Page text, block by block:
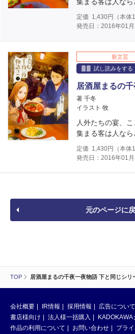
TOP 居酒屋まるの千夜一夜物語 下と同じシリ
定価 1,430円（本体
発売日：2016年01月
新文芸
試し読みをする
居酒屋まるの
著 千冬
イラスト 牧
人外たちの宴、
集まる客は人な
定価 1,430円（本体
発売日：2016年01月
元のページに
会社概要 IR情報 採用情報 広告について
書店様向け
法人様一括購入
KADOKAWA
作品の利用について
お問い合わせ
プラ